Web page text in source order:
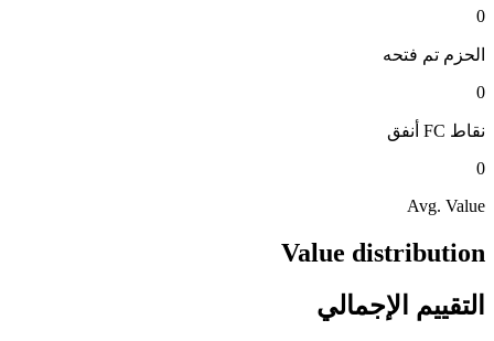
0
الحزم تم فتحه
0
نقاط FC
أنفق
0
Avg. Value
Value distribution
التقييم الإجمالي